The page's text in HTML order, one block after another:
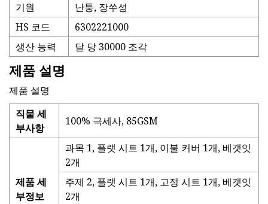
기원
난퉁, 장쑤성
HS 코드
6302221000
생산 능력
달 당 30000 조각
제품 설명
제품 설명
직물 세
부사항
100% 극세사, 85GSM
제품 세
부정보
과목 1, 플랫 시트 1개, 이불 커버 1개, 베갯잇
2개
주제 2, 플랫 시트 1개, 고정 시트 1개, 베갯잇
2개